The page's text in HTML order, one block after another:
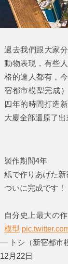
過去我們跟大家
動物表現，有些
格的達人都有，
宿都市模型完成
四年的時間打造
大廈全部還原了
製作期間4年
紙で作りあげた新
ついに完成です！
自分史上最大の
模型
— トシ（新宿都市
12月22日